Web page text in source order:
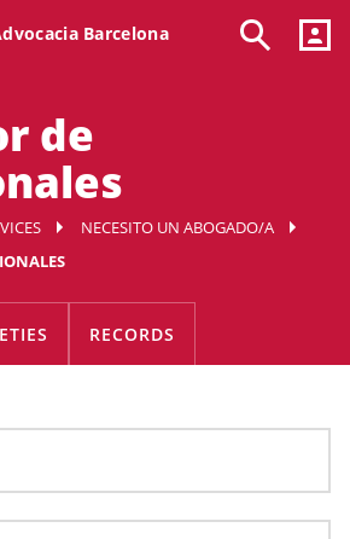
Barcelona
de
NECESITO UN ABOGADO/A
RECORDS